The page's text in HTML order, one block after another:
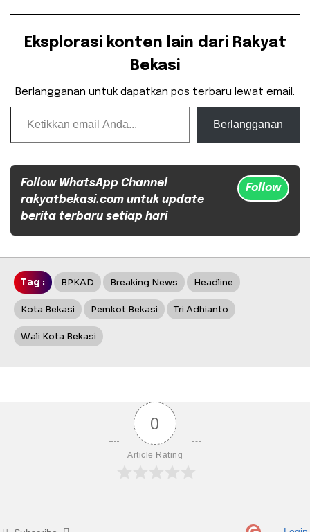
Eksplorasi konten lain dari Rakyat
Bekasi
Berlangganan untuk dapatkan pos terbaru lewat email.
Ketikkan email Anda...
Berlangganan
Follow WhatsApp Channel
rakyatbekasi.com untuk update
berita terbaru setiap hari
Follow
Tag : BPKAD Breaking News Headline
Kota Bekasi Pemkot Bekasi Tri Adhianto
Wali Kota Bekasi
0
Article Rating